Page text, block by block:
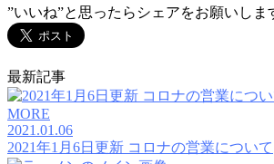
”いいね”と思ったらシェアをお願いしま
最新記事
MORE
2021.01.06
2021年1月6日更新 コロナの営業について